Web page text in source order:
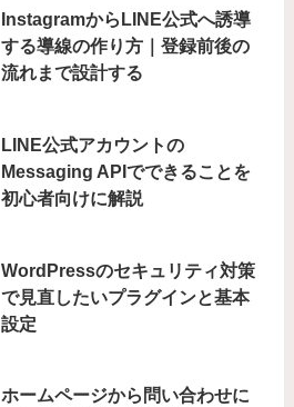
InstagramからLINE公式へ誘導
する導線の作り方｜登録前後の
流れまで設計する
LINE公式アカウントの
Messaging APIでできることを
初心者向けに解説
WordPressのセキュリティ対策
で見直したいプラグインと基本
設定
ホームページから問い合わせに